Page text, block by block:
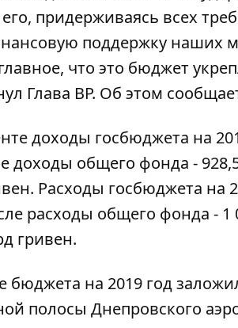
придерживаясь всех
поддержку наших
что это бюджет
Глава ВР. Об этом
доходы госбюджета на
доходы общего фонда -
Расходы госбюджета на
расходы общего фонда -
гривен.
бюджета на 2019 год
полосы Днепровского